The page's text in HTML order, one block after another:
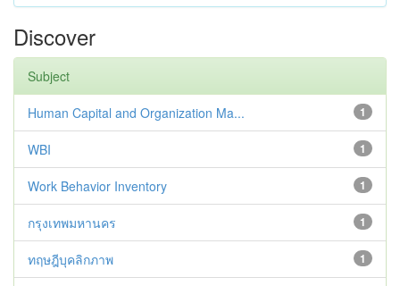
Discover
Subject
1
Human Capital and Organization Ma...
1
WBI
1
Work Behavior Inventory
1
กรุงเทพมหานคร
1
ทฤษฎีบุคลิกภาพ